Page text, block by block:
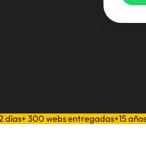
días+ 300 webs entregadas+15